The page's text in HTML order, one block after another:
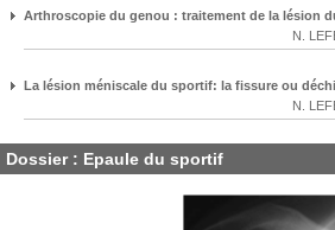
Arthroscopie du genou : traitement de la lésion
N.
La lésion méniscale du sportif: la fissure ou
N.
Dossier : Epaule du sportif